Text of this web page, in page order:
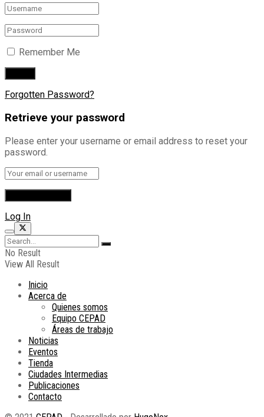
Remember Me
Forgotten Password?
Retrieve your password
Please enter your username or email address to reset your
password.
Log In
No Result
View All Result
Inicio
Acerca de
Quienes somos
Equipo CEPAD
Áreas de trabajo
Noticias
Eventos
Tienda
Ciudades Intermedias
Publicaciones
Contacto